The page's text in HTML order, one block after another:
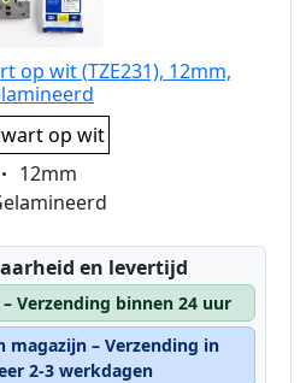
op wit (TZE231), 12mm,
op wit
Eigenschaft:
12mm
en levertijd
Verzending binnen 24 uur
magazijn – Verzending in
2-3 werkdagen